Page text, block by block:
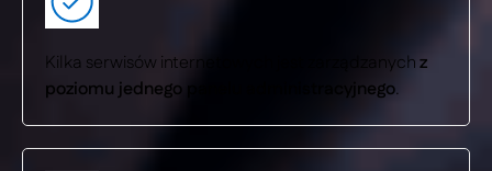
Kilka serwisów internetowych jest zarządzanychz
poziomu jednego panelu administracyjnego.